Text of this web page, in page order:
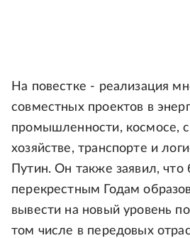
На повестке - реализация
совместных проектов в
промышленности, космосе,
хозяйстве, транспорте и
Путин. Он также заявил, что
перекрестным Годам
вывести на новый уровень
том числе в передовых